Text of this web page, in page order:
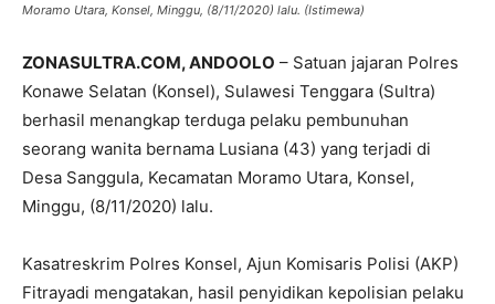
Moramo Utara, Konsel, Minggu, (8/11/2020) lalu. (Istimewa)
ZONASULTRA.COM, ANDOOLO – Satuan jajaran Polres
Konawe Selatan (Konsel), Sulawesi Tenggara (Sultra)
berhasil menangkap terduga pelaku pembunuhan
seorang wanita bernama Lusiana (43) yang terjadi di
Desa Sanggula, Kecamatan Moramo Utara, Konsel,
Minggu, (8/11/2020) lalu.
Kasatreskrim Polres Konsel, Ajun Komisaris Polisi (AKP)
Fitrayadi mengatakan, hasil penyidikan kepolisian pelaku